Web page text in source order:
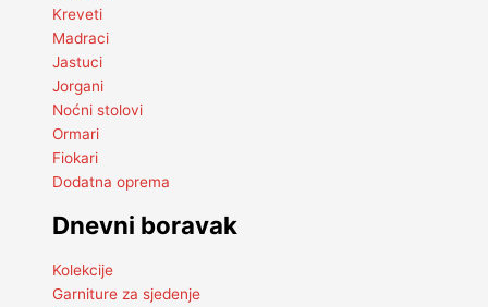
Kreveti
Madraci
Jastuci
Jorgani
Noćni stolovi
Ormari
Fiokari
Dodatna oprema
Dnevni boravak
Kolekcije
Garniture za sjedenje